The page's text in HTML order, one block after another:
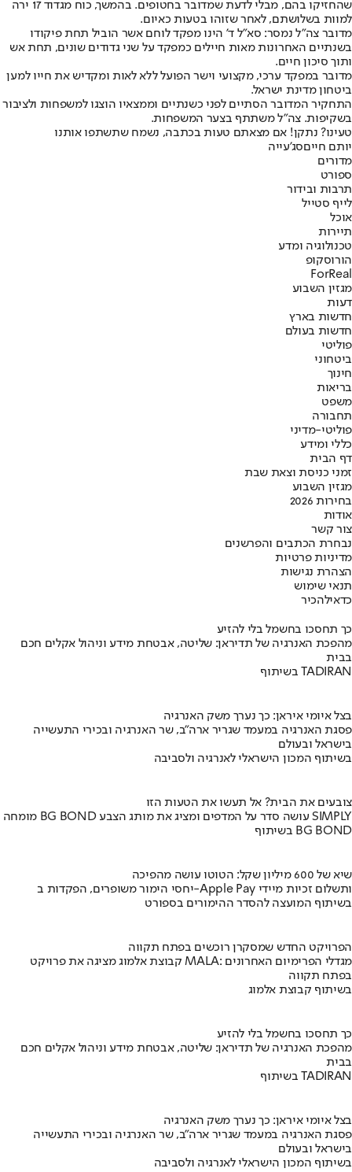
שהחזיקו בהם, מבלי לדעת שמדובר בחטופים. בהמשך, כוח מגדוד 17 ירה
למוות בשלושתם, לאחר שזוהו בטעות כאיום.
מדובר צה"ל נמסר: סא״ל ד' הינו מפקד לוחם אשר הוביל תחת פיקודו
בשנתיים האחרונות מאות חיילים כמפקד על שני גדודים שונים, תחת אש
ותוך סיכון חיים.
מדובר במפקד ערכי, מקצועי וישר הפועל ללא לאות ומקדיש את חייו למען
ביטחון מדינת ישראל.
התחקיר המדובר הסתיים לפני כשנתיים וממצאיו הוצגו למשפחות ולציבור
בשקיפות. צה״ל משתתף בצער המשפחות.
טעינו? נתקן! אם מצאתם טעות בכתבה, נשמח שתשתפו אותנו
יותם חייםסג'עייה
מדורים
ספורט
תרבות ובידור
לייף סטייל
אוכל
תיירות
טכנולוגיה ומדע
הורוסקופ
ForReal
מגזין השבוע
דעות
חדשות בארץ
חדשות בעולם
פוליטי
ביטחוני
חינוך
בריאות
משפט
תחבורה
פוליטי-מדיני
כללי ומידע
דף הבית
זמני כניסת וצאת שבת
מגזין השבוע
בחירות 2026
אודות
צור קשר
נבחרת הכתבים והפרשנים
מדיניות פרטיות
הצהרת נגישות
תנאי שימוש
כדאילהכיר
כך תחסכו בחשמל בלי להזיע
מהפכת האנרגיה של תדיראן: שליטה, אבטחת מידע וניהול אקלים חכם
בבית
בשיתוף TADIRAN
בצל איומי איראן: כך נערך משק האנרגיה
פסגת האנרגיה במעמד שגריר ארה"ב, שר האנרגיה ובכירי התעשייה
בישראל ובעולם
בשיתוף המכון הישראלי לאנרגיה ולסביבה
צובעים את הבית? אל תעשו את הטעות הזו
מומחה BG BOND עושה סדר על המדפים ומציג את מותג הצבע SIMPLY
בשיתוף BG BOND
שיא של 600 מיליון שקל: הטוטו עושה מהפיכה
יחסי הימור משופרים, הפקדות ב-Apple Pay ותשלום זכיות מיידי
בשיתוף המועצה להסדר ההימורים בספורט
הפרויקט החדש שמסקרן רוכשים בפתח תקווה
קבוצת אלמוג מציגה את פרויקט MALA: מגדלי הפרימיום האחרונים
בפתח תקווה
בשיתוף קבוצת אלמוג
כך תחסכו בחשמל בלי להזיע
מהפכת האנרגיה של תדיראן: שליטה, אבטחת מידע וניהול אקלים חכם
בבית
בשיתוף TADIRAN
בצל איומי איראן: כך נערך משק האנרגיה
פסגת האנרגיה במעמד שגריר ארה"ב, שר האנרגיה ובכירי התעשייה
בישראל ובעולם
בשיתוף המכון הישראלי לאנרגיה ולסביבה